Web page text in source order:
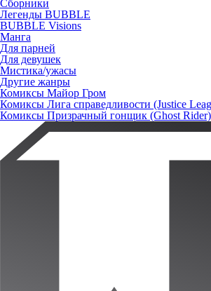
Сборники
Легенды BUBBLE
BUBBLE Visions
Манга
Для парней
Для девушек
Мистика/ужасы
Другие жанры
Комиксы Майор Гром
Комиксы Лига справедливости (Justice
Комиксы Призрачный гонщик (Ghost Rider)